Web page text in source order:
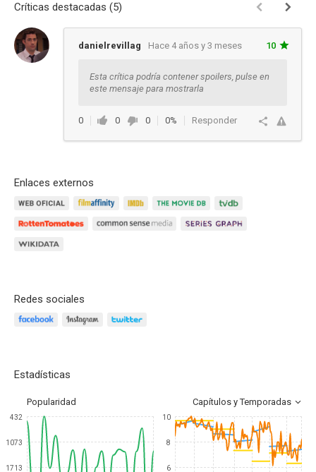
Críticas destacadas (5)
danielrevillag Hace 4 años y 3 meses 10
Esta crítica podría contener spoilers, pulse en
este mensaje para mostrarla
0 0 0 0% Responder
Enlaces externos
Redes sociales
Estadísticas
Popularidad Capítulos y Temporadas
432
1073
1713
10
8
6